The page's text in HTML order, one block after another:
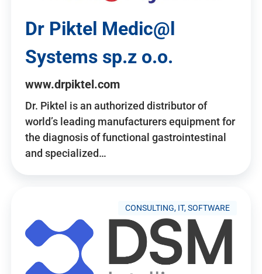
Dr Piktel Medic@l
Systems sp.z o.o.
www.drpiktel.com
Dr. Piktel is an authorized distributor of
world’s leading manufacturers equipment for
the diagnosis of functional gastrointestinal
and specialized…
CONSULTING, IT, SOFTWARE